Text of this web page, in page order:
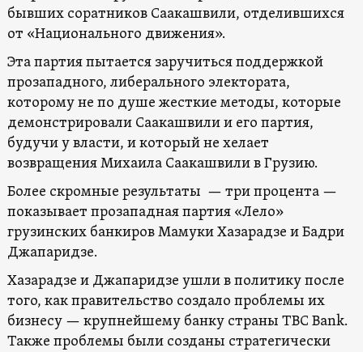
бывших соратников Саакашвили, отделившихся
от «Национального движения».
Эта партия пытается заручиться поддержкой
прозападного, либерального электората,
которому не по душе жесткие методы, которые
демонстрировали Саакашвили и его партия,
будучи у власти, и который не хелает
возвращения Михаила Саакашвили в Грузию.
Более скромные результаты — три процента —
показывает прозападная партия «Лело»
грузинских банкиров Мамуки Хазарадзе и Бадри
Джапаридзе.
Хазарадзе и Джапаридзе ушли в политику после
того, как правительство создало проблемы их
бизнесу — крупнейшему банку страны TBC Bank.
Также проблемы были созданы стратегически